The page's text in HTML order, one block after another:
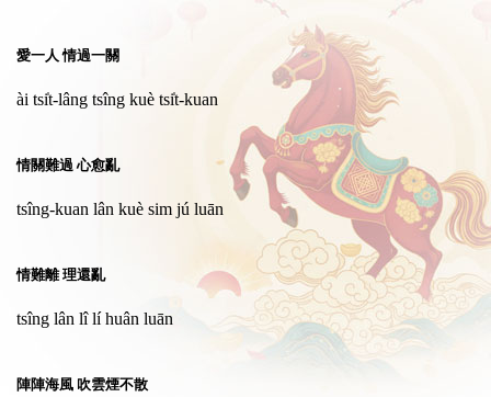
愛一人 情過一關
ài tsi̍t-lâng tsîng kuè tsi̍t-kuan
情關難過 心愈亂
tsîng-kuan lân kuè sim jú luān
情難離 理還亂
tsîng lân lî lí huân luān
陣陣海風 吹雲煙不散